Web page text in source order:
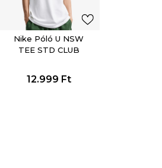
Nike Póló U NSW
TEE STD CLUB
12.999 Ft